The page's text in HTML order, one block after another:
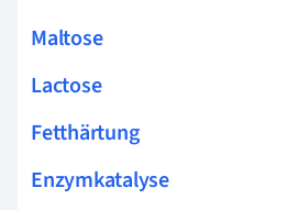
Maltose
Lactose
Fetthärtung
Enzymkatalyse